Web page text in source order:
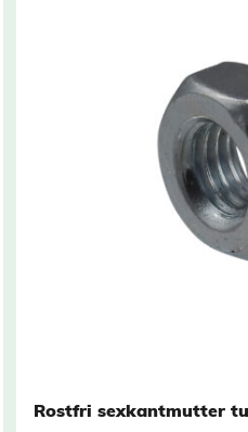
Rostfri sexkantmutter